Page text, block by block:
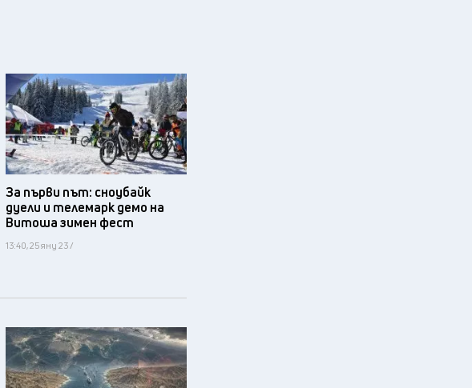
За първи път: сноубайк
дуели и телемарк демо на
Витоша зимен фест
13:40, 25 яну 23 /